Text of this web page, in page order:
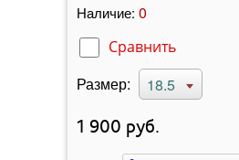
Наличие: 0
Сравнить
Размер: 18.5
1 900 руб.